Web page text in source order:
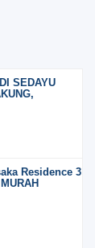
SEDAYU
Residence 3